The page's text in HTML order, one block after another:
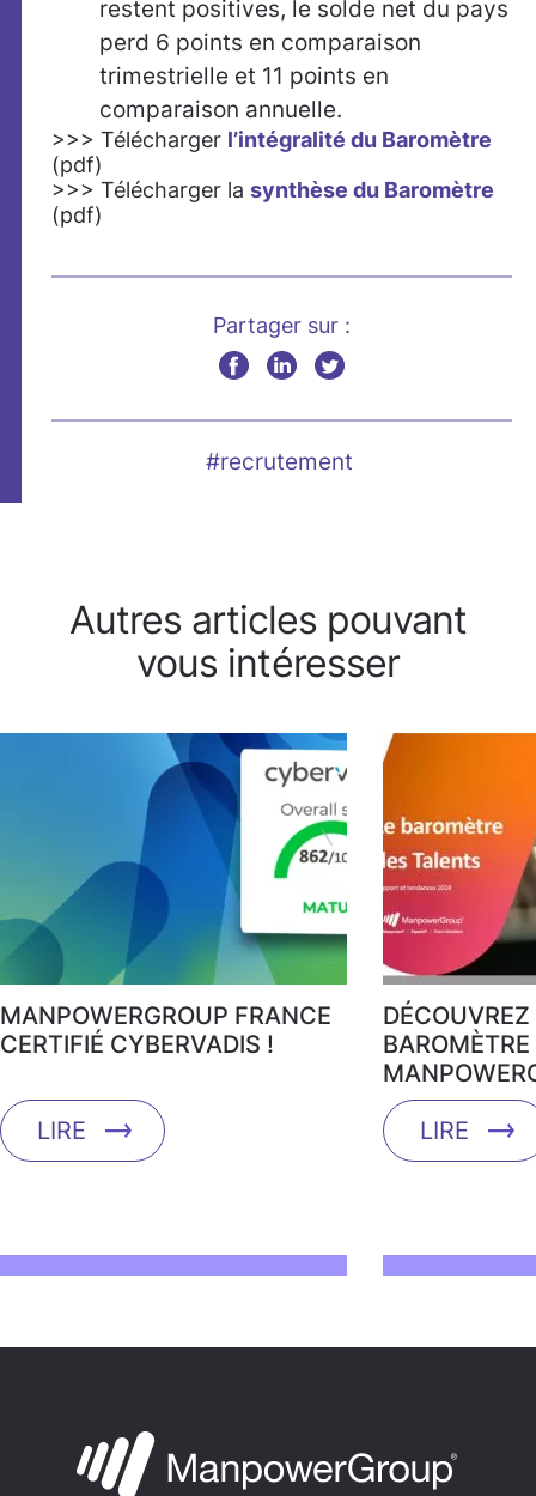
restent positives, le solde net du pays
perd 6 points en comparaison
trimestrielle et 11 points en
comparaison annuelle.
>>> Télécharger l’intégralité du Baromètre
(pdf)
>>> Télécharger la synthèse du Baromètre
(pdf)
Partager sur :
#recrutement
Autres articles pouvant
vous intéresser
MANPOWERGROUP FRANCE
CERTIFIÉ CYBERVADIS !
LIRE
DÉCOUVREZ
LIRE